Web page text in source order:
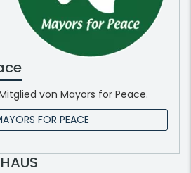
von Mayors for Peace.
FOR PEACE